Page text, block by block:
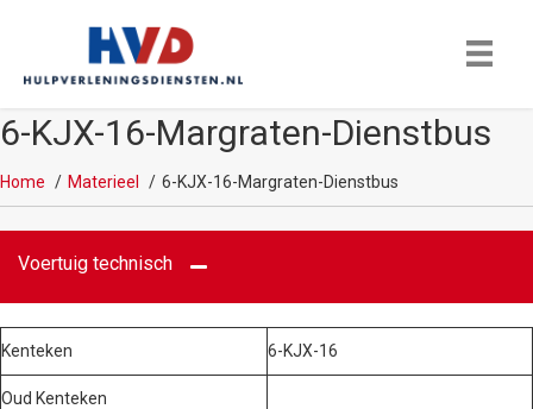
6-KJX-16-Margraten-Dienstbus
Home Materieel 6-KJX-16-Margraten-Dienstbus
Voertuig technisch
Kenteken 6-KJX-16
Oud Kenteken